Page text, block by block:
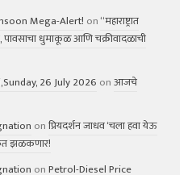
Mega-Alert! on“महाराष्ट्रात
धुमाकूळ आणि चक्रीवादळाची
26 July 2026 onआजचे
onप्रियदर्शन जाधव ‘चला हवा येऊ
झळकणार!
onPetrol-Diesel Price